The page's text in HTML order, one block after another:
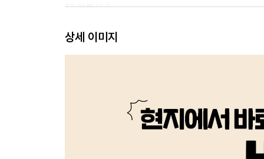
12 여행사 2
14 여행지 2
15 식당 1
상세 이미지